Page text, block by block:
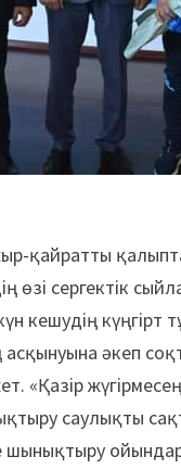
қайратты
өзі сергектік
кешудің
әкеп
«Қазір
саулықты